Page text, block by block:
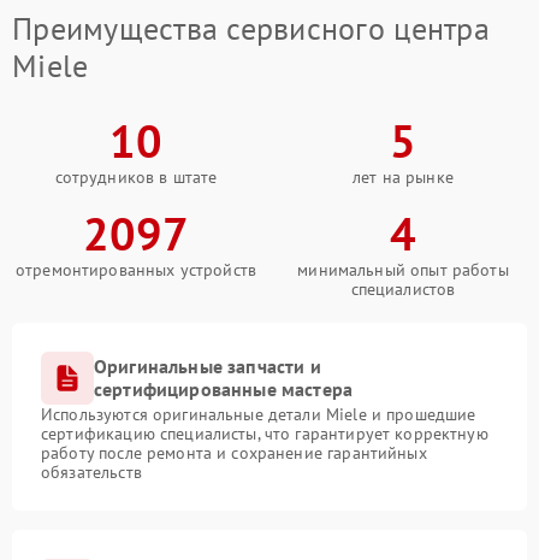
Преимущества сервисного центра
Miele
10
сотрудников в штате
5
лет на рынке
2097
отремонтированных устройств
4
минимальный опыт работы
специалистов
Оригинальные запчасти и
сертифицированные мастера
Используются оригинальные детали Miele и прошедшие
сертификацию специалисты, что гарантирует корректную
работу после ремонта и сохранение гарантийных
обязательств